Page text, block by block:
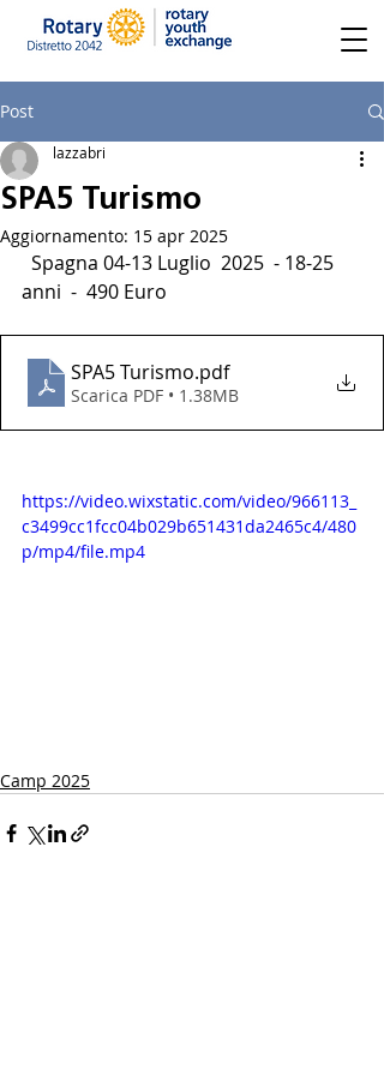
Post
SPA5 Turismo
lazzabri
Aggiornamento: 15 apr 2025
anni  -  490 Euro
SPA5 Turismo.pdf
Scarica PDF • 1.38MB
https://video.wixstatic.com/video/966113_
c3499cc1fcc04b029b651431da2465c4/480
p/mp4/file.mp4
Camp 2025